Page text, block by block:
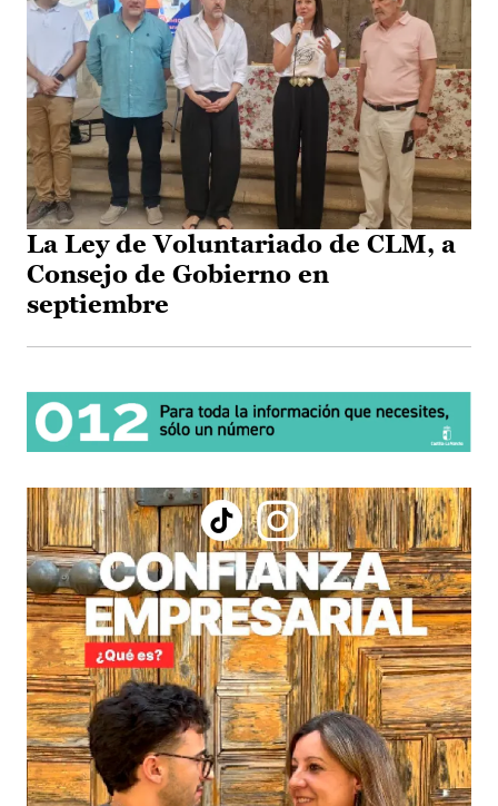
La Ley de Voluntariado de CLM, a
Consejo de Gobierno en
septiembre